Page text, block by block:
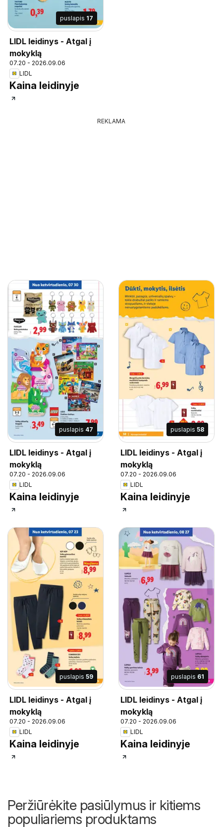
puslapis 17
LIDL leidinys - Atgal į
mokyklą
07.20 - 2026.09.06
LIDL
Kaina leidinyje
REKLAMA
puslapis 47
LIDL leidinys - Atgal į
mokyklą
07.20 - 2026.09.06
LIDL
Kaina leidinyje
puslapis 58
LIDL leidinys - Atgal į
mokyklą
07.20 - 2026.09.06
LIDL
Kaina leidinyje
puslapis 59
LIDL leidinys - Atgal į
mokyklą
07.20 - 2026.09.06
LIDL
Kaina leidinyje
puslapis 61
LIDL leidinys - Atgal į
mokyklą
07.20 - 2026.09.06
LIDL
Kaina leidinyje
Peržiūrėkite pasiūlymus ir kitiems
populiariems produktams